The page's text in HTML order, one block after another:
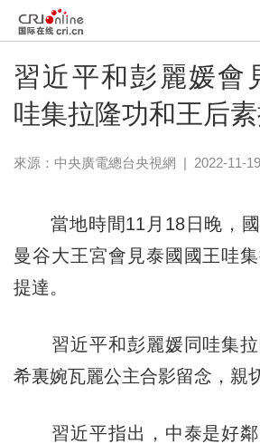
習近平和彭麗媛會
哇集拉隆功和王后
來源： 中央廣電總台央視網 | 2022-11-
當地時間11月18日晚，國
曼谷大王宮會見泰國國王哇
提達。
習近平和彭麗媛同哇集拉
希裏婉瓦麗公主合影留念，親
習近平指出，中泰是好鄰